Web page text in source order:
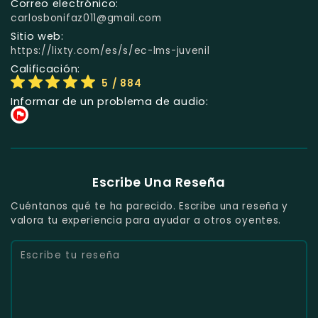
Correo electrónico:
carlosbonifaz011@gmail.com
Sitio web:
https://lixty.com/es/s/ec-lms-juvenil
Calificación:
5 / 884
Informar de un problema de audio:
Escribe Una Reseña
Cuéntanos qué te ha parecido. Escribe una reseña y
valora tu experiencia para ayudar a otros oyentes.